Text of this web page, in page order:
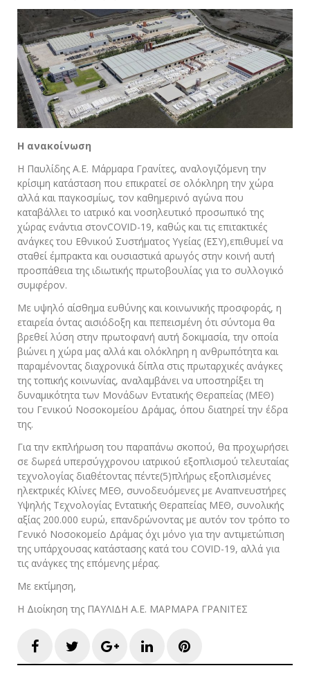
Η ανακοίνωση
Η Παυλίδης Α.Ε. Μάρμαρα Γρανίτες, αναλογιζόμενη την
κρίσιμη κατάσταση που επικρατεί σε ολόκληρη την χώρα
αλλά και παγκοσμίως, τον καθημερινό αγώνα που
καταβάλλει το ιατρικό και νοσηλευτικό προσωπικό της
χώρας ενάντια στονCOVID-19, καθώς και τις επιτακτικές
ανάγκες του Εθνικού Συστήματος Υγείας (ΕΣΥ),επιθυμεί να
σταθεί έμπρακτα και ουσιαστικά αρωγός στην κοινή αυτή
προσπάθεια της ιδιωτικής πρωτοβουλίας για το συλλογικό
συμφέρον.
Με υψηλό αίσθημα ευθύνης και κοινωνικής προσφοράς, η
εταιρεία όντας αισιόδοξη και πεπεισμένη ότι σύντομα θα
βρεθεί λύση στην πρωτοφανή αυτή δοκιμασία, την οποία
βιώνει η χώρα μας αλλά και ολόκληρη η ανθρωπότητα και
παραμένοντας διαχρονικά δίπλα στις πρωταρχικές ανάγκες
της τοπικής κοινωνίας, αναλαμβάνει να υποστηρίξει τη
δυναμικότητα των Μονάδων Εντατικής Θεραπείας (ΜΕΘ)
του Γενικού Νοσοκομείου Δράμας, όπου διατηρεί την έδρα
της.
Για την εκπλήρωση του παραπάνω σκοπού, θα προχωρήσει
σε δωρεά υπερσύγχρονου ιατρικού εξοπλισμού τελευταίας
τεχνολογίας διαθέτοντας πέντε(5)πλήρως εξοπλισμένες
ηλεκτρικές Κλίνες ΜΕΘ, συνοδευόμενες με Αναπνευστήρες
Υψηλής Τεχνολογίας Εντατικής Θεραπείας ΜΕΘ, συνολικής
αξίας 200.000 ευρώ, επανδρώνοντας με αυτόν τον τρόπο το
Γενικό Νοσοκομείο Δράμας όχι μόνο για την αντιμετώπιση
της υπάρχουσας κατάστασης κατά του COVID-19, αλλά για
τις ανάγκες της επόμενης μέρας.
Με εκτίμηση,
Η Διοίκηση της ΠΑΥΛΙΔΗ Α.Ε. ΜΑΡΜΑΡΑ ΓΡΑΝΙΤΕΣ
FacebookTwitterGoogle+LinkedInPinterest